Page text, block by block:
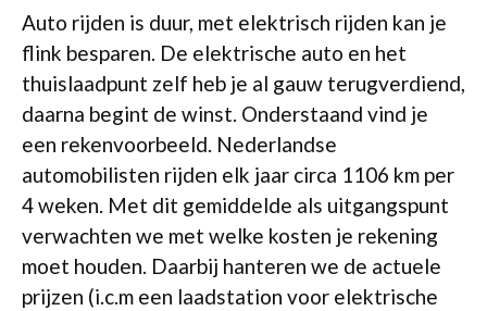
Auto rijden is duur, met elektrisch rijden kan je
flink besparen. De elektrische auto en het
thuislaadpunt zelf heb je al gauw terugverdiend,
daarna begint de winst. Onderstaand vind je
een rekenvoorbeeld. Nederlandse
automobilisten rijden elk jaar circa 1106 km per
4 weken. Met dit gemiddelde als uitgangspunt
verwachten we met welke kosten je rekening
moet houden. Daarbij hanteren we de actuele
prijzen (i.c.m een laadstation voor elektrische